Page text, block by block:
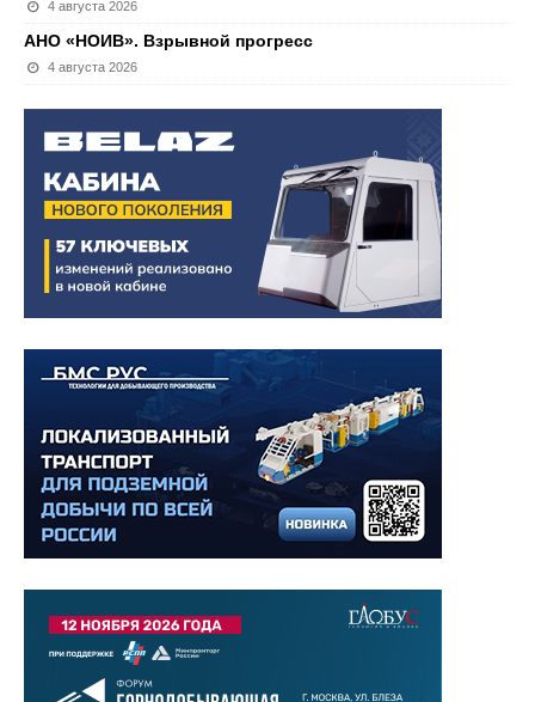
4 августа 2026
АНО «НОИВ». Взрывной прогресс
4 августа 2026